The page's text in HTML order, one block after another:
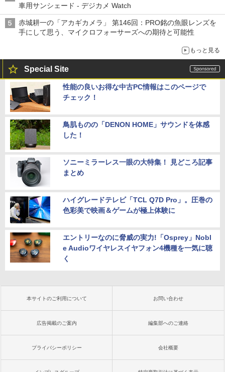
車用サンシェード - デジカメ Watch
赤城耕一の「アカギカメラ」 第146回：PRO銘の魚眼レンズを
手にして思う、マイクロフォーサーズへの期待と可能性
もっと見る
Special Site
性能の良いお得な中古PC情報はこのページで
チェック！
鳥肌ものの「DENON HOME」サウンドを体感
した！
ソニーミラーレス一眼の大特集！ 見どころ記事
まとめ
ハイグレードテレビ「TCL Q7D Pro」。圧巻の
色彩美で映画＆ゲームが極上体験に
エントリーなのに脅威の実力!「Osprey」Nobl
e Audioワイヤレスイヤフォン4機種を一気に聴
く
本サイトのご利用について お問い合わせ
広告掲載のご案内 編集部へのご連絡
プライバシーポリシー 会社概要